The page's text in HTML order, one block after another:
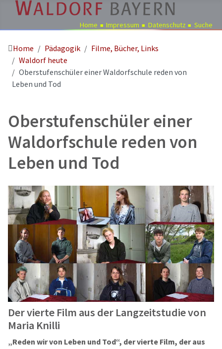
Pädagogik
Ausbildung
Freie
Stellen
Termine
Home Impressum Datenschutz Suche
Home Pädagogik
Filme, Bücher, Links
Waldorf heute
Oberstufenschüler einer Waldorfschule reden von
Leben und Tod
Oberstufenschüler einer
Waldorfschule reden von
Leben und Tod
Der vierte Film aus der Langzeitstudie von
Maria Knilli
„Reden wir von Leben und Tod“, der vierte Film, der aus